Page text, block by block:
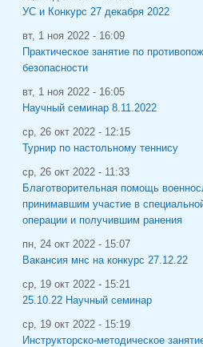
УС и Конкурс 27 декабря 2022
вт, 1 ноя 2022 - 16:09
Практическое занятие по
безопасности
вт, 1 ноя 2022 - 16:05
Научный семинар 8.11.2022
ср, 26 окт 2022 - 12:15
Турнир по настольному теннису
ср, 26 окт 2022 - 11:33
Благотворительная помощь
принимавшим участие в
операции и получившим ранения
пн, 24 окт 2022 - 15:07
Вакансия мнс на конкурс 27.12.22
ср, 19 окт 2022 - 15:21
25.10.22 Научный семинар
ср, 19 окт 2022 - 15:19
Инструкторско-методическое